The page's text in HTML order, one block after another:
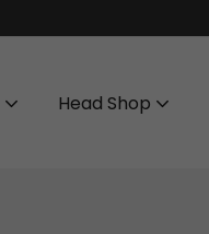
Head Shop